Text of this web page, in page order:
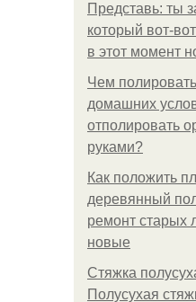
Представь: ты
который вот-
в этот момент
Чем
домашних
отполировать
руками?
Как положить
деревянный
ремонт старых
новые
Стяжка
Полусухая